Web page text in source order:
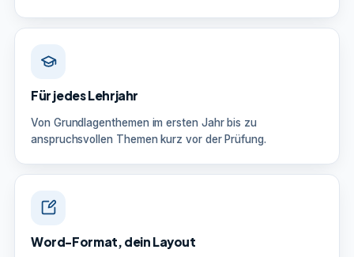
Für jedes Lehrjahr
Von Grundlagenthemen im ersten Jahr bis zu
anspruchsvollen Themen kurz vor der Prüfung.
Word-Format, dein Layout